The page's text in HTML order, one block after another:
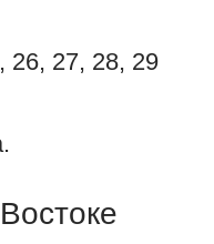
26, 27, 28, 29